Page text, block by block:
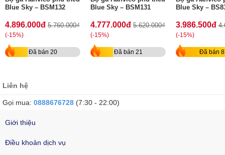
Blue Sky – BSM132
4.896.000đ 5.760.000₫
(-15%)
Đã bán 20
Blue Sky – BSM131
4.777.000đ 5.620.000₫
(-15%)
Đã bán 21
Blue Sky –
3.986.500đ
(-15%)
Đã bán
Liên hệ
Gọi mua: 0888676728 (7:30 - 22:00)
Giới thiệu
Điều khoản dịch vụ